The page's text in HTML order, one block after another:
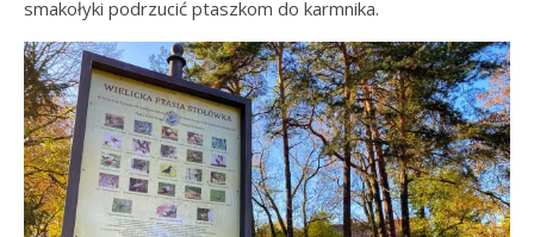
smakołyki podrzucić ptaszkom do karmnika.